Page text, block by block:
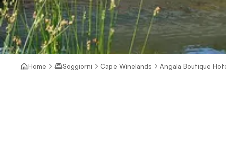
Home Soggiorni Cape Winelands Angala Boutique